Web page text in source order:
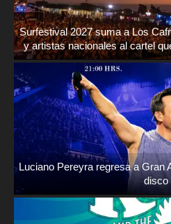
Surfestival 2027 suma a Los
y artistas nacionales al cartel
Luciano Pereyra regresa a Gran
disco